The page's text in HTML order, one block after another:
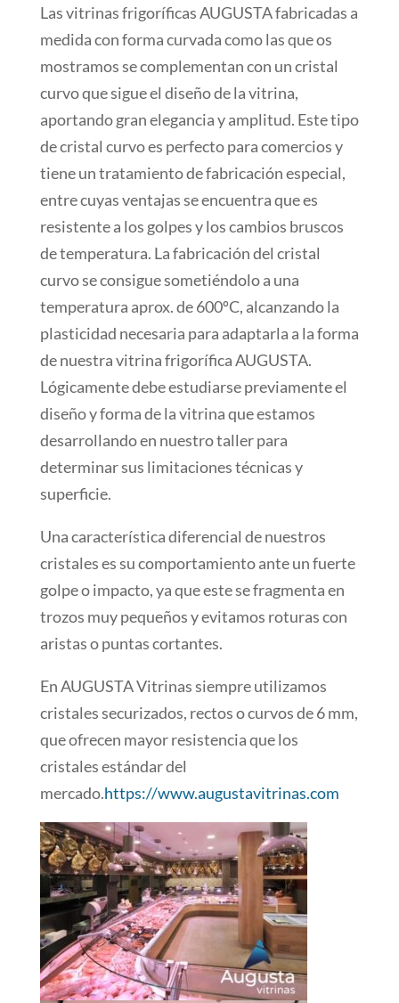
Las vitrinas frigoríficas AUGUSTA fabricadas a
medida con forma curvada como las que os
mostramos se complementan con un cristal
curvo que sigue el diseño de la vitrina,
aportando gran elegancia y amplitud. Este tipo
de cristal curvo es perfecto para comercios y
tiene un tratamiento de fabricación especial,
entre cuyas ventajas se encuentra que es
resistente a los golpes y los cambios bruscos
de temperatura. La fabricación del cristal
curvo se consigue sometiéndolo a una
temperatura aprox. de 600ºC, alcanzando la
plasticidad necesaria para adaptarla a la forma
de nuestra vitrina frigorífica AUGUSTA.
Lógicamente debe estudiarse previamente el
diseño y forma de la vitrina que estamos
desarrollando en nuestro taller para
determinar sus limitaciones técnicas y
superficie.
Una característica diferencial de nuestros
cristales es su comportamiento ante un fuerte
golpe o impacto, ya que este se fragmenta en
trozos muy pequeños y evitamos roturas con
aristas o puntas cortantes.
En AUGUSTA Vitrinas siempre utilizamos
cristales securizados, rectos o curvos de 6 mm,
que ofrecen mayor resistencia que los
cristales estándar del
mercado.https://www.augustavitrinas.com